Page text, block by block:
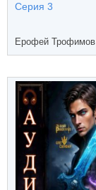
Серия 3
Ерофей Трофимов